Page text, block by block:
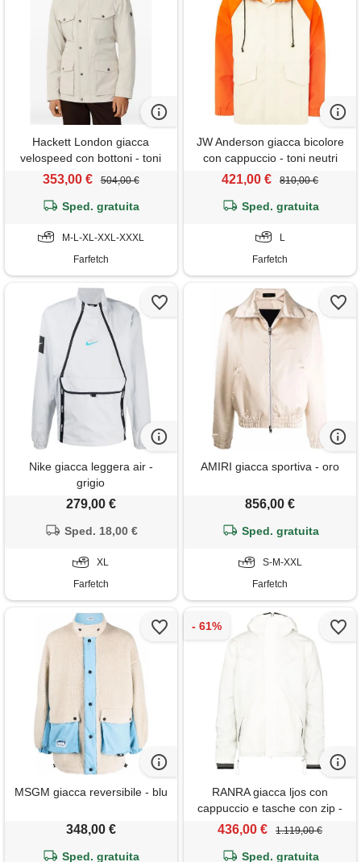
Hackett London giacca
velospeed con bottoni - toni
neutri
353,00 € 504,00 €
Sped. gratuita
M-L-XL-XXL-XXXL
Farfetch
JW Anderson giacca bicolore
con cappuccio - toni neutri
421,00 € 810,00 €
Sped. gratuita
L
Farfetch
Nike giacca leggera air -
grigio
279,00 €
Sped. 18,00 €
XL
Farfetch
AMIRI giacca sportiva - oro
856,00 €
Sped. gratuita
S-M-XXL
Farfetch
MSGM giacca reversibile - blu
348,00 €
Sped. gratuita
RANRA giacca ljos con
cappuccio e tasche con zip -
bianco
436,00 € 1.119,00 €
Sped. gratuita